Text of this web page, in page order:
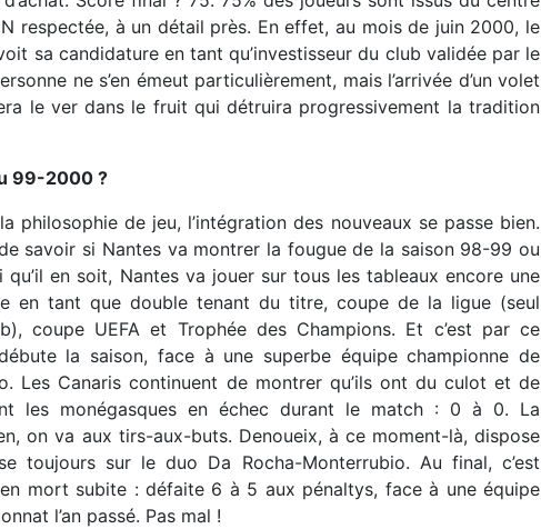
respectée, à un détail près. En effet, au mois de juin 2000, le
sa candidature en tant qu’investisseur du club validée par le
ne s’en émeut particulièrement, mais l’arrivée d’un volet
le ver dans le fruit qui détruira progressivement la tradition
99-2000 ?
philosophie de jeu, l’intégration des nouveaux se passe bien.
savoir si Nantes va montrer la fougue de la saison 98-99 ou
en soit, Nantes va jouer sur tous les tableaux encore une
en tant que double tenant du titre, coupe de la ligue (seul
coupe UEFA et Trophée des Champions. Et c’est par ce
la saison, face à une superbe équipe championne de
Les Canaris continuent de montrer qu’ils ont du culot et de
les monégasques en échec durant le match : 0 à 0. La
on va aux tirs-aux-buts. Denoueix, à ce moment-là, dispose
toujours sur le duo Da Rocha-Monterrubio. Au final, c’est
mort subite : défaite 6 à 5 aux pénaltys, face à une équipe
l’an passé. Pas mal !